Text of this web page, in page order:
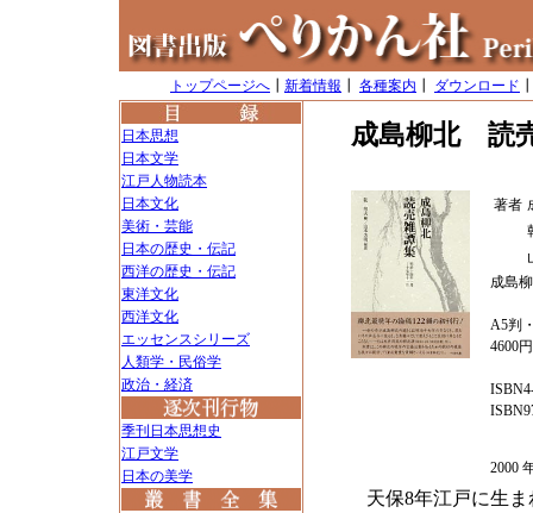
トップページへ 新着情報 各種案内 ダウンロード
日本思想
日本文学
江戸人物読本
日本文化
美術・芸能
日本の歴史・伝記
西洋の歴史・伝記
東洋文化
西洋文化
エッセンスシリーズ
人類学・民俗学
政治・経済
季刊日本思想史
江戸文学
日本の美学
成島柳北 読
著者
成島
A5判
4600
2000
天保8年江戸に生